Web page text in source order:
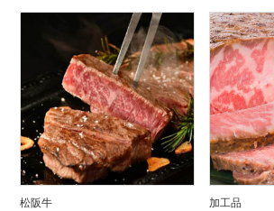
松阪牛 加工品